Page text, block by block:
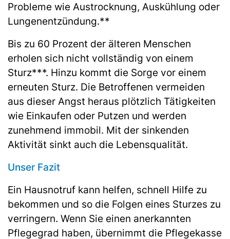
Probleme wie Austrocknung, Auskühlung oder
Lungenentzündung.**
Bis zu 60 Prozent der älteren Menschen
erholen sich nicht vollständig von einem
Sturz***. Hinzu kommt die Sorge vor einem
erneuten Sturz. Die Betroffenen vermeiden
aus dieser Angst heraus plötzlich Tätigkeiten
wie Einkaufen oder Putzen und werden
zunehmend immobil. Mit der sinkenden
Aktivität sinkt auch die Lebensqualität.
Unser Fazit
Ein Hausnotruf kann helfen, schnell Hilfe zu
bekommen und so die Folgen eines Sturzes zu
verringern. Wenn Sie einen anerkannten
Pflegegrad haben, übernimmt die Pflegekasse